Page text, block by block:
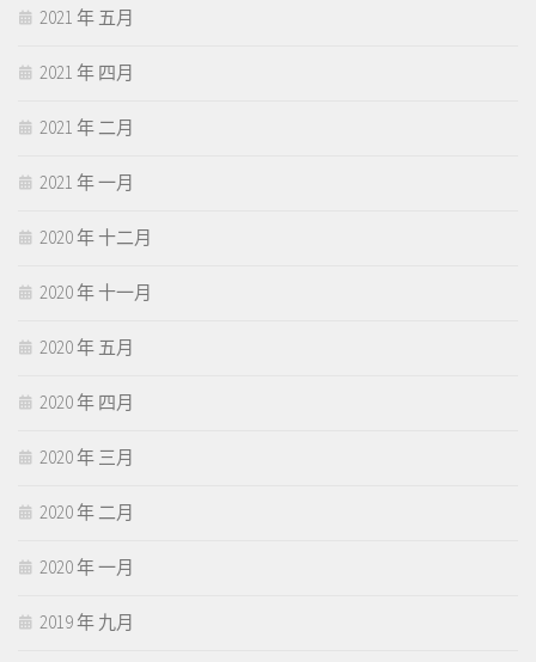
2021 年 五月
2021 年 四月
2021 年 二月
2021 年 一月
2020 年 十二月
2020 年 十一月
2020 年 五月
2020 年 四月
2020 年 三月
2020 年 二月
2020 年 一月
2019 年 九月